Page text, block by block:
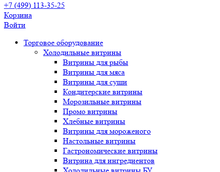
+7 (499) 113-35-25
Корзина
Войти
Свернуть/
развернуть
Торговое оборудованиe
Холодильные витрины
Витрины для рыбы
Витрины для мяса
Витрины для суши
Кондитерские витрины
Морозильные витрины
Промо витрины
Хлебные витрины
Витрины для мороженого
Настольные витрины
Гастрономические витрины
Витрина для ингредиентов